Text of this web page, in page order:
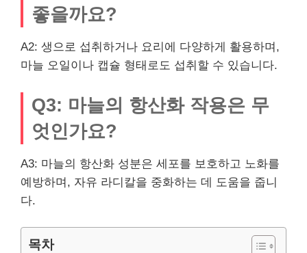
좋을까요?
A2: 생으로 섭취하거나 요리에 다양하게 활용하며,
마늘 오일이나 캡슐 형태로도 섭취할 수 있습니다.
Q3: 마늘의 항산화 작용은 무
엇인가요?
A3: 마늘의 항산화 성분은 세포를 보호하고 노화를
예방하며, 자유 라디칼을 중화하는 데 도움을 줍니
다.
목차